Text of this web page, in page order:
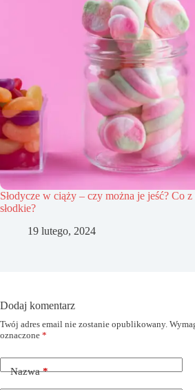
Słodycze w ciąży – czy można je jeść? Co z
słodkie?
19 lutego, 2024
Dodaj komentarz
Twój adres email nie zostanie opublikowany.
oznaczone *
Nazwa*